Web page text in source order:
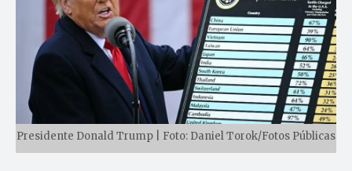
Presidente Donald Trump | Foto: Daniel Torok/Fotos Públicas